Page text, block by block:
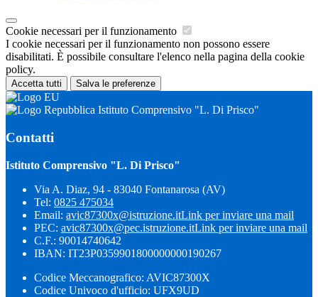
Cookie necessari per il funzionamento
I cookie necessari per il funzionamento non possono essere
disabilitati. È possibile consultare l'elenco nella pagina della cookie
policy.
Accetta tutti Salva le preferenze
Istituto Comprensivo "L. Di Prisco"
Contatti
Istituto Comprensivo "L. Di Prisco"
Via A. Diaz, 94 - 83040 Fontanarosa (AV)
Tel: 0825 475034
Email: avic87300x@istruzione.itLink per inviare una mail
PEC: avic87300x@pec.istruzione.itLink per inviare una mail
C.F.: 90014740642
IBAN: IT23P0359901800000000190267
Codice Meccanografico: AVIC87300X
Codice Univoco d'ufficio: UFX9UD